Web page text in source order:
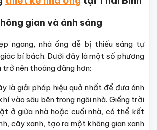
gian và ánh sáng
ngang, nhà ống dễ bị thiếu sáng tự
bí bách. Dưới đây là một số phương
trở nên thoáng đãng hơn:
là giải pháp hiệu quả nhất để đưa ánh
vào sâu bên trong ngôi nhà. Giếng trời
ở giữa nhà hoặc cuối nhà, có thể kết
cây xanh, tạo ra một không gian xanh